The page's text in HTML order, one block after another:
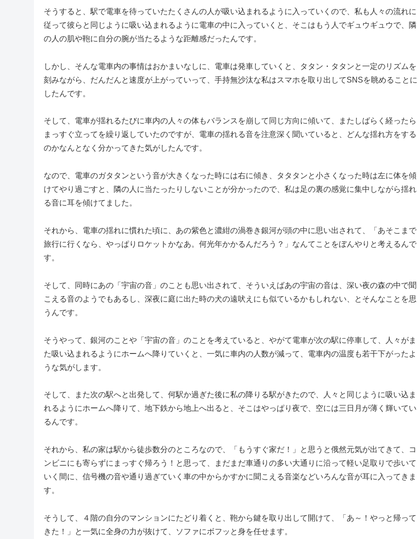
そうすると、駅で電車を待っていたたくさんの人が吸い込まれるように入っていくので、私も人々の流れに
従って彼らと同じように吸い込まれるように電車の中に入っていくと、そこはもう人でギュウギュウで、隣
の人の肌や鞄に自分の腕が当たるような距離感だったんです。
しかし、そんな電車内の事情はおかまいなしに、電車は発車していくと、タタン・タタンと一定のリズムを
刻みながら、だんだんと速度が上がっていって、手持無沙汰な私はスマホを取り出してSNSを眺めることに
したんです。
そして、電車が揺れるたびに車内の人々の体もバランスを崩して同じ方向に傾いて、またしばらく経ったら
まっすぐ立ってを繰り返していたのですが、電車の揺れる音を注意深く聞いていると、どんな揺れ方をする
のかなんとなく分かってきた気がしたんです。
なので、電車のガタタンという音が大きくなった時には右に傾き、タタタンと小さくなった時は左に体を傾
けてやり過ごすと、隣の人に当たったりしないことが分かったので、私は足の裏の感覚に集中しながら揺れ
る音に耳を傾けてました。
それから、電車の揺れに慣れた頃に、あの紫色と濃紺の渦巻き銀河が頭の中に思い出されて、「あそこまで
旅行に行くなら、やっぱりロケットかなあ。何光年かかるんだろう？」なんてことをぼんやりと考えるんで
す。
そして、同時にあの「宇宙の音」のことも思い出されて、そういえばあの宇宙の音は、深い夜の森の中で聞
こえる音のようでもあるし、深夜に庭に出た時の犬の遠吠えにも似ているかもしれない、とそんなことを思
うんです。
そうやって、銀河のことや「宇宙の音」のことを考えていると、やがて電車が次の駅に停車して、人々がま
た吸い込まれるようにホームへ降りていくと、一気に車内の人数が減って、電車内の温度も若干下がったよ
うな気がします。
そして、また次の駅へと出発して、何駅か過ぎた後に私の降りる駅がきたので、人々と同じように吸い込ま
れるようにホームへ降りて、地下鉄から地上へ出ると、そこはやっぱり夜で、空には三日月が薄く輝いてい
るんです。
それから、私の家は駅から徒歩数分のところなので、「もうすぐ家だ！」と思うと俄然元気が出てきて、コ
ンビニにも寄らずにまっすぐ帰ろう！と思って、まだまだ車通りの多い大通りに沿って軽い足取りで歩いて
いく間に、信号機の音や通り過ぎていく車の中からかすかに聞こえる音楽などいろんな音が耳に入ってきま
す。
そうして、４階の自分のマンションにたどり着くと、鞄から鍵を取り出して開けて、「あ～！やっと帰って
きた！」と一気に全身の力が抜けて、ソファにボフッと身を任せます。